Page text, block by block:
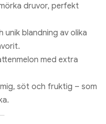
druvor, perfekt
unik blandning av olika
med extra
söt och fruktig – som